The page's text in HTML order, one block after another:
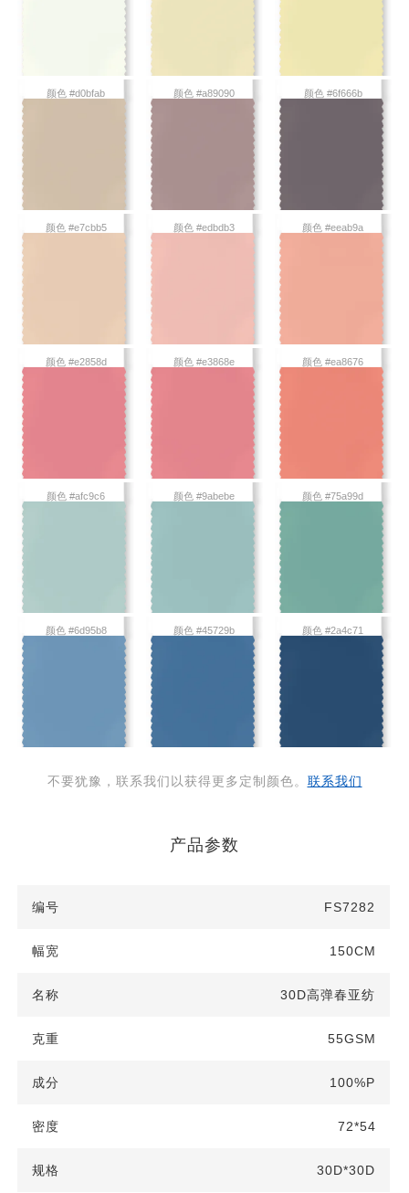
颜色 #d0bfab 颜色 #a89090 颜色 #6f666b
颜色 #e7cbb5 颜色 #edbdb3 颜色 #eeab9a
颜色 #e2858d 颜色 #e3868e 颜色 #ea8676
颜色 #afc9c6 颜色 #9abebe 颜色 #75a99d
颜色 #6d95b8 颜色 #45729b 颜色 #2a4c71
不要犹豫，联系我们以获得更多定制颜色。 联系我们
产品参数
FS7282
150CM
30D高弹春亚纺
55GSM
100%P
72*54
30D*30D